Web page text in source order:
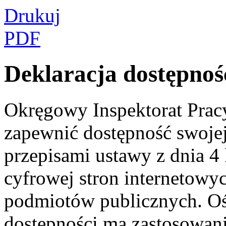
Drukuj
PDF
Deklaracja
Okręgowy Inspektorat
zapewnić dostępność
przepisami ustawy z dnia
cyfrowej stron
podmiotów publicznych.